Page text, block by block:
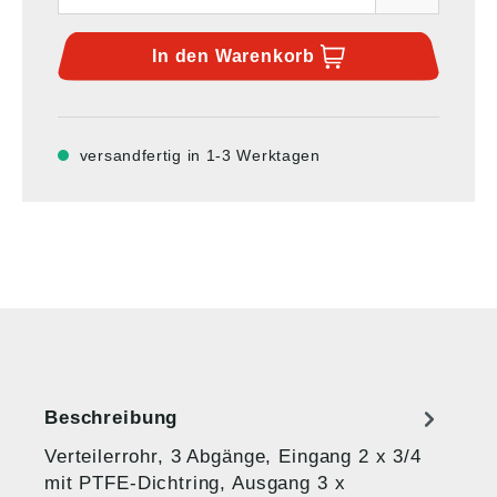
In den Warenkorb
versandfertig in 1-3 Werktagen
Beschreibung
Verteilerrohr, 3 Abgänge, Eingang 2 x 3/4
mit PTFE-Dichtring, Ausgang 3 x